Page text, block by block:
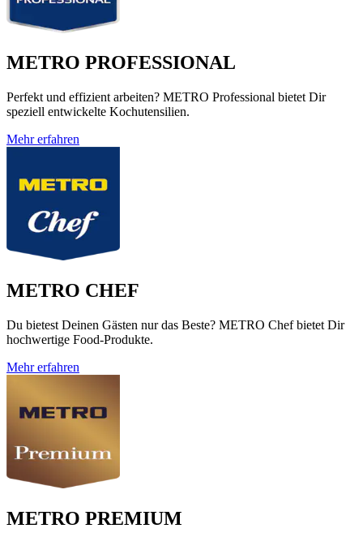
METRO PROFESSIONAL
Perfekt und effizient arbeiten? METRO Professional bietet Dir
speziell entwickelte Kochutensilien.
Mehr erfahren
METRO CHEF
Du bietest Deinen Gästen nur das Beste? METRO Chef bietet Dir
hochwertige Food-Produkte.
Mehr erfahren
METRO PREMIUM